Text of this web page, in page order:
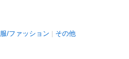
服/ファッション その他